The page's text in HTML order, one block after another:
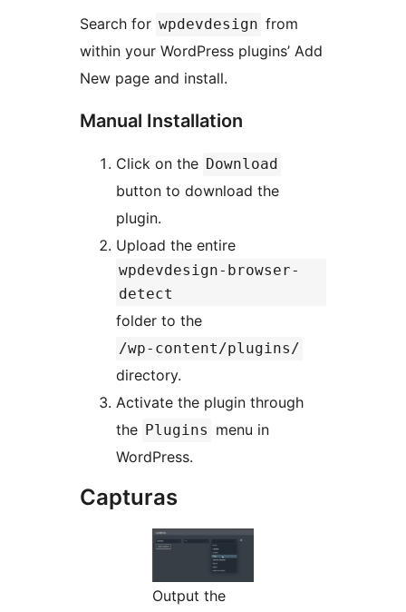
Search for wpdevdesign from
within your WordPress plugins’ Add
New page and install.
Manual Installation
Click on the Download
button to download the
plugin.
Upload the entire
wpdevdesign-browser-
detect
folder to the
/wp-content/plugins/
directory.
Activate the plugin through
the Plugins menu in
WordPress.
Capturas
Output the